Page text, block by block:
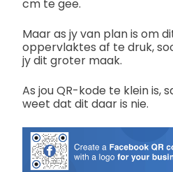
cm te gee.
Maar as jy van plan is om
oppervlaktes af te druk,
jy dit groter maak.
As jou QR-kode te klein is,
weet dat dit daar is nie.